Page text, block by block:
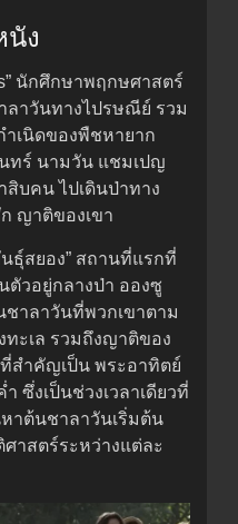
นัง
นักศึกษาพฤกษศาสตร์
าวันทางไปรษณีย์ รวม
ำเนิดของพืชหายาก
ทร์ นามวัน แชมเปญ
บคน ไปเดินป่าทาง
ญาติของเขา
ธุ์สยอง” สถานที่แรกที่
ตัวอยู่กลางป่า อองซู
าลาวันที่พวกเขาตาม
ทะเล รวมถึงญาติของ
สำคัญเป็น พระอาทิตย์
ซึ่งเป็นช่วงเวลาเดียวที่
าต้นชาลาวันเริ่มต้น
าสตร์ระหว่างแต่ละ